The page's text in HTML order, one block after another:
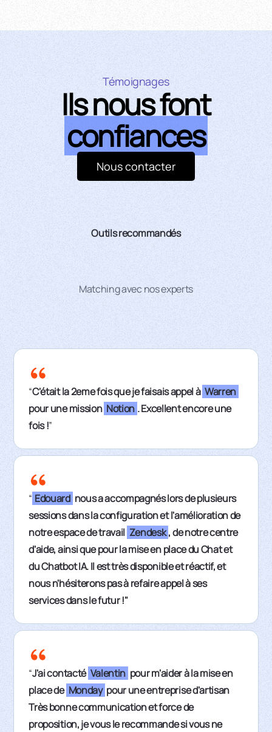
Témoignages
Ils nous font
confiances
Nous contacter
Outils recommandés
Matching avec nos experts
“C'était la 2eme fois que je faisais appel à Warren
pour une mission Notion . Excellent encore une
fois !”
“ Edouard nous a accompagnés lors de plusieurs
sessions dans la configuration et l'amélioration de
notre espace de travail Zendesk , de notre centre
d'aide, ainsi que pour la mise en place du Chat et
du Chatbot IA. Il est très disponible et réactif, et
nous n'hésiterons pas à refaire appel à ses
services dans le futur !"
“J'ai contacté Valentin pour m'aider à la mise en
place de Monday pour une entreprise d'artisan
Très bonne communication et force de
proposition, je vous le recommande si vous ne